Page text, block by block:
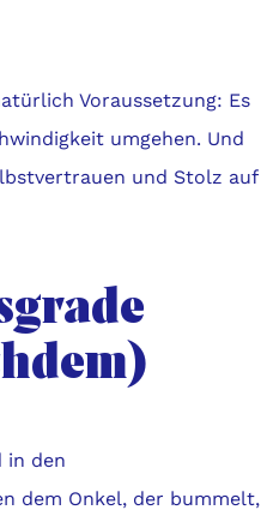
Voraussetzung: Es
umgehen. Und
und Stolz auf
in den
dem Onkel, der bummelt,